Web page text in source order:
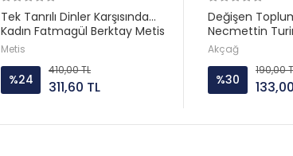
Tek Tanrılı Dinler Karşısında
Kadın Fatmagül Berktay Metis
Metis
%24
410,00 TL
311,60 TL
Değişen
Necmettin
Yayınları
Akçağ
%30
190,00